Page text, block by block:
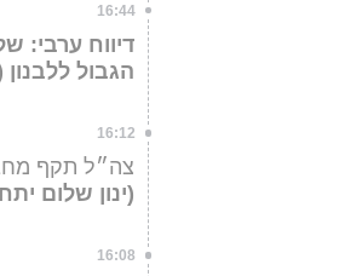
16:44
דיווח ערבי:
הגבול ללבנון
16:12
צה״ל תקף
(ינון שלום
16:08